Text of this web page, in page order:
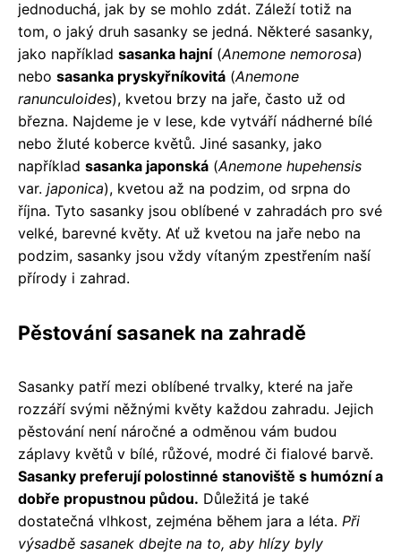
jednoduchá, jak by se mohlo zdát. Záleží totiž na
tom, o jaký druh sasanky se jedná. Některé sasanky,
jako například sasanka hajní(Anemone nemorosa)
nebo sasanka pryskyřníkovitá (Anemone
ranunculoides), kvetou brzy na jaře, často už od
března. Najdeme je v lese, kde vytváří nádherné bílé
nebo žluté koberce květů. Jiné sasanky, jako
například sasanka japonská (Anemone hupehensis
var. japonica), kvetou až na podzim, od srpna do
října. Tyto sasanky jsou oblíbené v zahradách pro své
velké, barevné květy. Ať už kvetou na jaře nebo na
podzim, sasanky jsou vždy vítaným zpestřením naší
přírody i zahrad.
Pěstování sasanek na zahradě
Sasanky patří mezi oblíbené trvalky, které na jaře
rozzáří svými něžnými květy každou zahradu. Jejich
pěstování není náročné a odměnou vám budou
záplavy květů v bílé, růžové, modré či fialové barvě.
Sasanky preferují polostinné stanoviště s humózní a
dobře propustnou půdou. Důležitá je také
dostatečná vlhkost, zejména během jara a léta. Při
výsadbě sasanek dbejte na to, aby hlízy byly